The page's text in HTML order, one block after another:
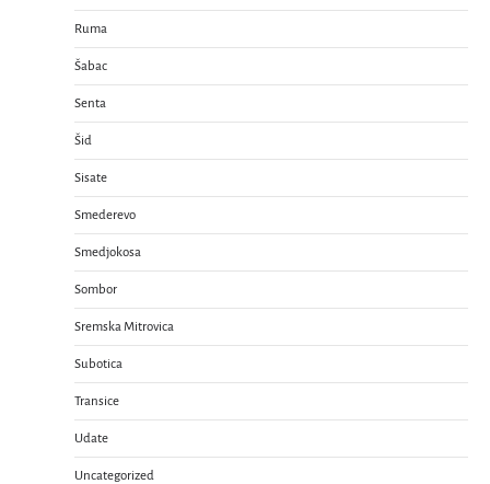
Ruma
Šabac
Senta
Šid
Sisate
Smederevo
Smedjokosa
Sombor
Sremska Mitrovica
Subotica
Transice
Udate
Uncategorized